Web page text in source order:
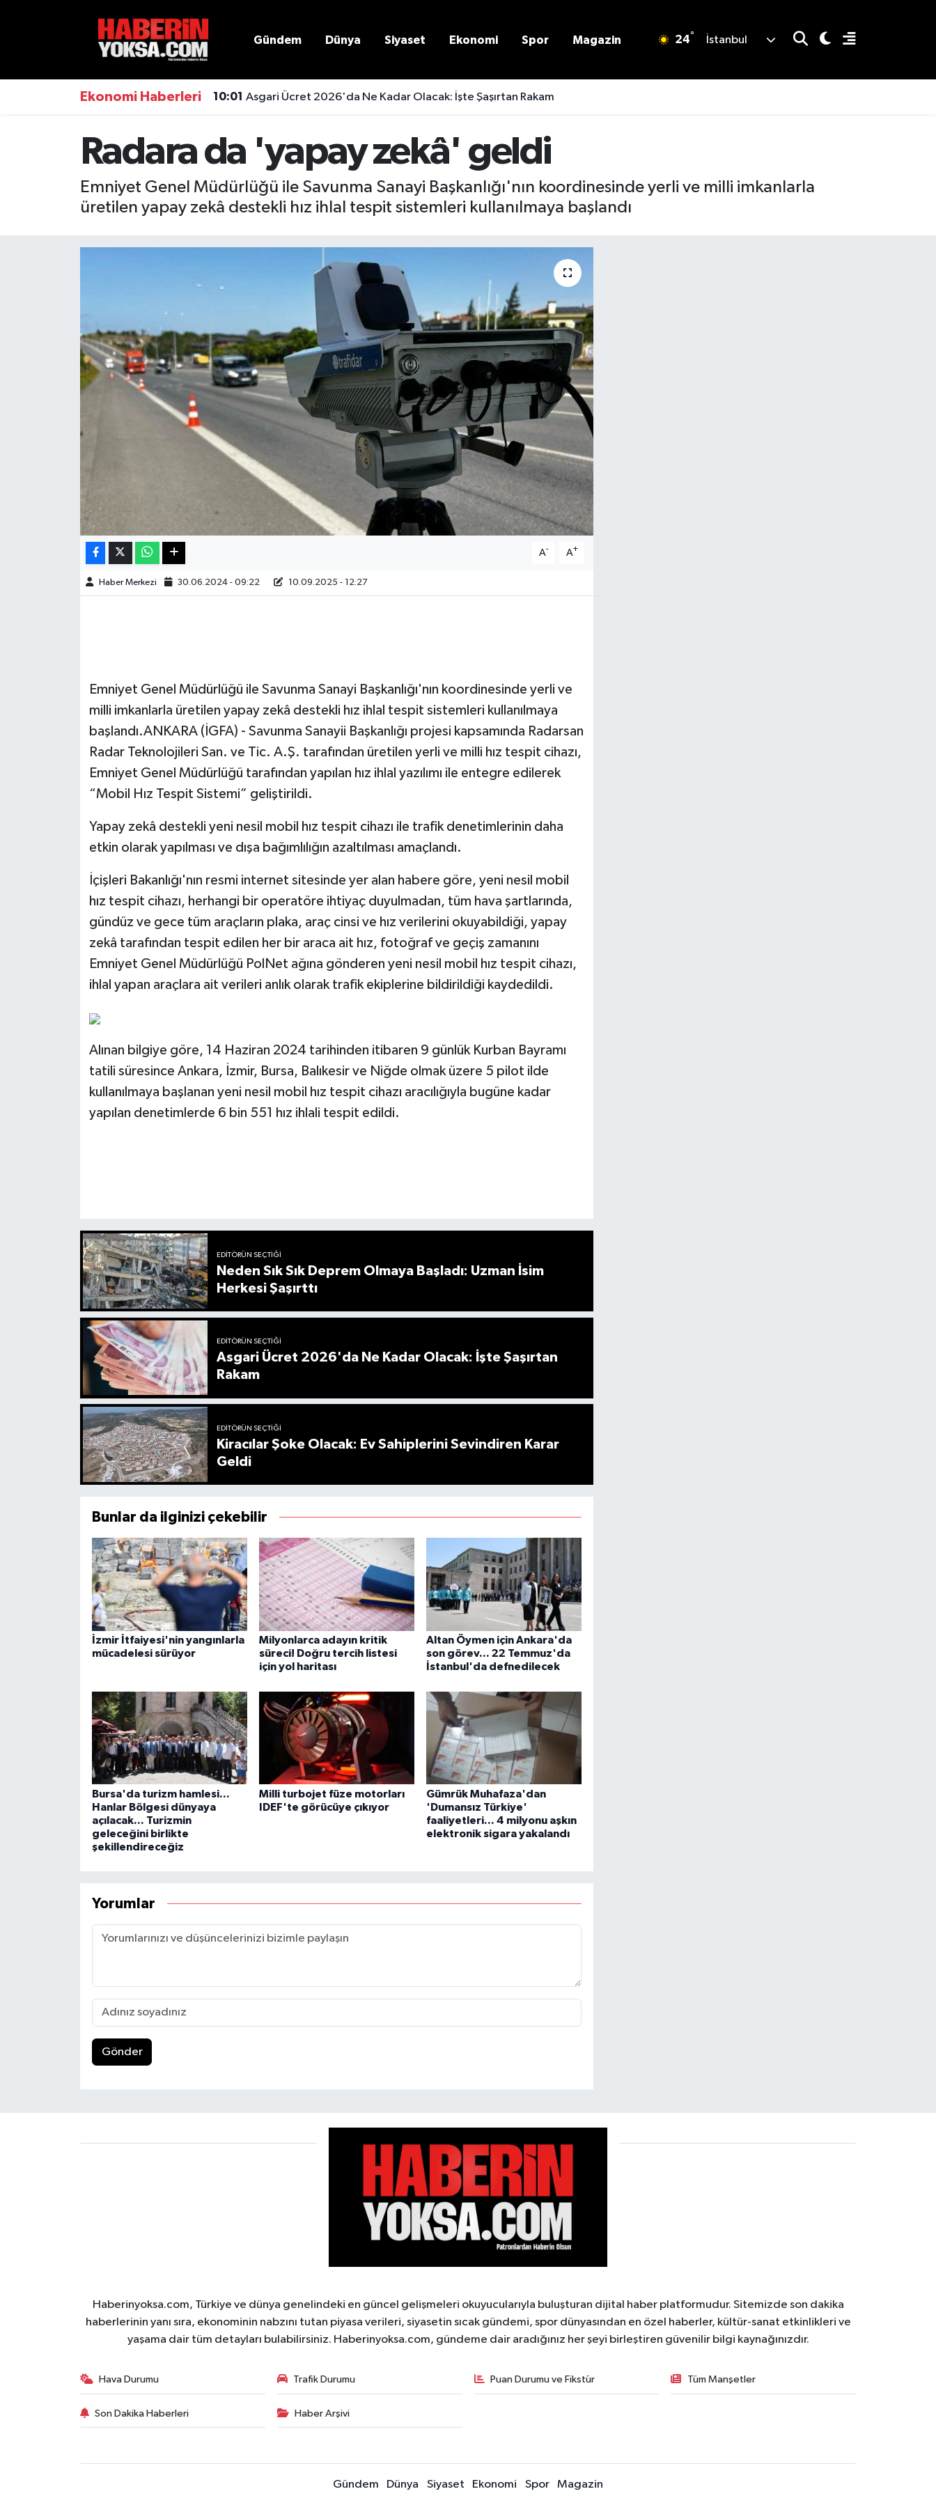
Gündem Dünya Siyaset Ekonomi Spor Magazin 24° İstanbul
Ekonomi Haberleri 10:01 Asgari Ücret 2026'da Ne Kadar Olacak: İşte Şaşırtan Rakam
Radara da 'yapay zekâ' geldi
Emniyet Genel Müdürlüğü ile Savunma Sanayi Başkanlığı'nın koordinesinde yerli ve milli imkanlarla
üretilen yapay zekâ destekli hız ihlal tespit sistemleri kullanılmaya başlandı
A- A+
Haber Merkezi 30.06.2024 - 09:22 10.09.2025 - 12:27
Emniyet Genel Müdürlüğü ile Savunma Sanayi Başkanlığı'nın koordinesinde yerli ve
milli imkanlarla üretilen yapay zekâ destekli hız ihlal tespit sistemleri kullanılmaya
başlandı.ANKARA (İGFA) - Savunma Sanayii Başkanlığı projesi kapsamında Radarsan
Radar Teknolojileri San. ve Tic. A.Ş. tarafından üretilen yerli ve milli hız tespit cihazı,
Emniyet Genel Müdürlüğü tarafından yapılan hız ihlal yazılımı ile entegre edilerek
“Mobil Hız Tespit Sistemi” geliştirildi.
Yapay zekâ destekli yeni nesil mobil hız tespit cihazı ile trafik denetimlerinin daha
etkin olarak yapılması ve dışa bağımlılığın azaltılması amaçlandı.
İçişleri Bakanlığı'nın resmi internet sitesinde yer alan habere göre, yeni nesil mobil
hız tespit cihazı, herhangi bir operatöre ihtiyaç duyulmadan, tüm hava şartlarında,
gündüz ve gece tüm araçların plaka, araç cinsi ve hız verilerini okuyabildiği, yapay
zekâ tarafından tespit edilen her bir araca ait hız, fotoğraf ve geçiş zamanını
Emniyet Genel Müdürlüğü PolNet ağına gönderen yeni nesil mobil hız tespit cihazı,
ihlal yapan araçlara ait verileri anlık olarak trafik ekiplerine bildirildiği kaydedildi.
Alınan bilgiye göre, 14 Haziran 2024 tarihinden itibaren 9 günlük Kurban Bayramı
tatili süresince Ankara, İzmir, Bursa, Balıkesir ve Niğde olmak üzere 5 pilot ilde
kullanılmaya başlanan yeni nesil mobil hız tespit cihazı aracılığıyla bugüne kadar
yapılan denetimlerde 6 bin 551 hız ihlali tespit edildi.
EDITÖRÜN SEÇTIĞI
Neden Sık Sık Deprem Olmaya Başladı: Uzman İsim
Herkesi Şaşırttı
EDITÖRÜN SEÇTIĞI
Asgari Ücret 2026'da Ne Kadar Olacak: İşte Şaşırtan
Rakam
EDITÖRÜN SEÇTIĞI
Kiracılar Şoke Olacak: Ev Sahiplerini Sevindiren Karar
Geldi
Bunlar da ilginizi çekebilir
İzmir İtfaiyesi'nin yangınlarla
mücadelesi sürüyor
Milyonlarca adayın kritik
süreci! Doğru tercih listesi
için yol haritası
Altan Öymen için Ankara'da
son görev... 22 Temmuz'da
İstanbul'da defnedilecek
Bursa'da turizm hamlesi...
Hanlar Bölgesi dünyaya
açılacak... Turizmin
geleceğini birlikte
şekillendireceğiz
Milli turbojet füze motorları
IDEF'te görücüye çıkıyor
Gümrük Muhafaza'dan
'Dumansız Türkiye'
faaliyetleri... 4 milyonu aşkın
elektronik sigara yakalandı
Yorumlar
Gönder
Haberinyoksa.com, Türkiye ve dünya genelindeki en güncel gelişmeleri okuyucularıyla buluşturan dijital haber platformudur. Sitemizde son dakika
haberlerinin yanı sıra, ekonominin nabzını tutan piyasa verileri, siyasetin sıcak gündemi, spor dünyasından en özel haberler, kültür-sanat etkinlikleri ve
yaşama dair tüm detayları bulabilirsiniz. Haberinyoksa.com, gündeme dair aradığınız her şeyi birleştiren güvenilir bilgi kaynağınızdır.
Hava Durumu Trafik Durumu Puan Durumu ve Fikstür Tüm Manşetler
Son Dakika Haberleri Haber Arşivi
Gündem Dünya Siyaset Ekonomi Spor Magazin
Teknoloji
Hava Durumu
Tüm Manşetler
Son Dakika Haberleri